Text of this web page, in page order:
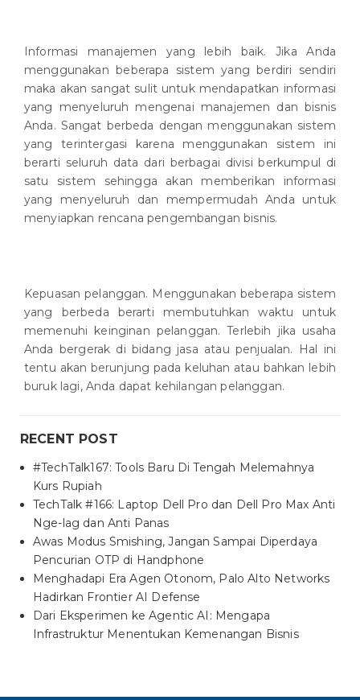
Informasi manajemen yang lebih baik. Jika Anda
menggunakan beberapa sistem yang berdiri sendiri
maka akan sangat sulit untuk mendapatkan informasi
yang menyeluruh mengenai manajemen dan bisnis
Anda. Sangat berbeda dengan menggunakan sistem
yang terintergasi karena menggunakan sistem ini
berarti seluruh data dari berbagai divisi berkumpul di
satu sistem sehingga akan memberikan informasi
yang menyeluruh dan mempermudah Anda untuk
menyiapkan rencana pengembangan bisnis.
Kepuasan pelanggan. Menggunakan beberapa sistem
yang berbeda berarti membutuhkan waktu untuk
memenuhi keinginan pelanggan. Terlebih jika usaha
Anda bergerak di bidang jasa atau penjualan. Hal ini
tentu akan berunjung pada keluhan atau bahkan lebih
buruk lagi, Anda dapat kehilangan pelanggan.
RECENT POST
#TechTalk167: Tools Baru Di Tengah Melemahnya
Kurs Rupiah
TechTalk #166: Laptop Dell Pro dan Dell Pro Max Anti
Nge-lag dan Anti Panas
Awas Modus Smishing, Jangan Sampai Diperdaya
Pencurian OTP di Handphone
Menghadapi Era Agen Otonom, Palo Alto Networks
Hadirkan Frontier AI Defense
Dari Eksperimen ke Agentic AI: Mengapa
Infrastruktur Menentukan Kemenangan Bisnis